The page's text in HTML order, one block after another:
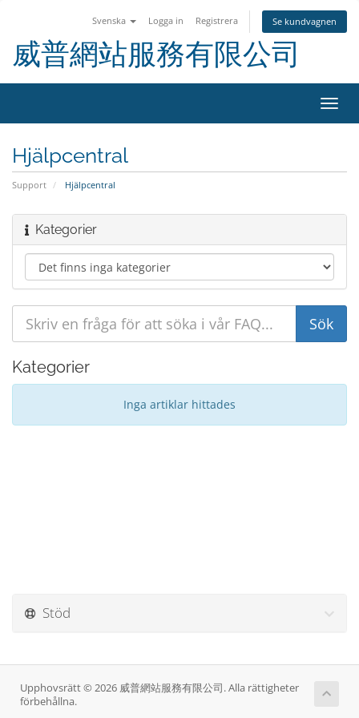
Svenska Logga in Registrera Se kundvagnen
威普網站服務有限公司
Växla
Hjälpcentral
Support Hjälpcentral
Kategorier
Kategorier
Inga artiklar hittades
Stöd
Upphovsrätt © 2026 威普網站服務有限公司. Alla rättigheter
förbehållna.